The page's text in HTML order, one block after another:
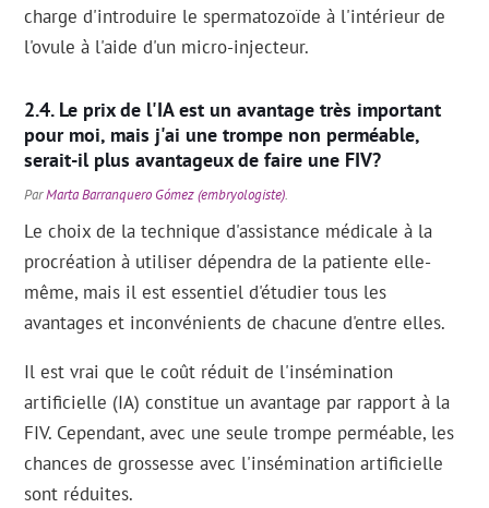
charge d'introduire le spermatozoïde à l'intérieur de
l'ovule à l'aide d'un micro-injecteur.
Le prix de l'IA est un avantage très important
pour moi, mais j'ai une trompe non perméable,
serait-il plus avantageux de faire une FIV?
ParMarta Barranquero Gómez (embryologiste).
Le choix de la technique d'assistance médicale à la
procréation à utiliser dépendra de la patiente elle-
même, mais il est essentiel d'étudier tous les
avantages et inconvénients de chacune d'entre elles.
Il est vrai que le coût réduit de l'insémination
artificielle (IA) constitue un avantage par rapport à la
FIV. Cependant, avec une seule trompe perméable, les
chances de grossesse avec l'insémination artificielle
sont réduites.